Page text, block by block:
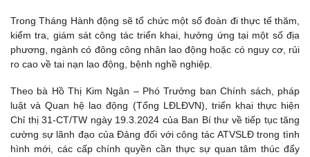
Trong Tháng Hành động sẽ tổ chức một số đoàn đi thực tế thăm,
kiểm tra, giám sát công tác triển khai, hưởng ứng tại một số địa
phương, ngành có đông công nhân lao động hoặc có nguy cơ, rủi
ro cao về tai nạn lao động, bệnh nghề nghiệp.
Theo bà Hồ Thị Kim Ngân – Phó Trưởng ban Chính sách, pháp
luật và Quan hệ lao động (Tổng LĐLĐVN), triển khai thực hiện
Chỉ thị 31-CT/TW ngày 19.3.2024 của Ban Bí thư về tiếp tục tăng
cường sự lãnh đạo của Đảng đối với công tác ATVSLĐ trong tình
hình mới, các cấp chính quyền cần thực sự quan tâm thúc đẩy